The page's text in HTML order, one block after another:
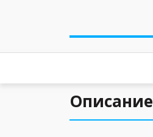
Описание